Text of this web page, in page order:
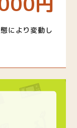
により変動し